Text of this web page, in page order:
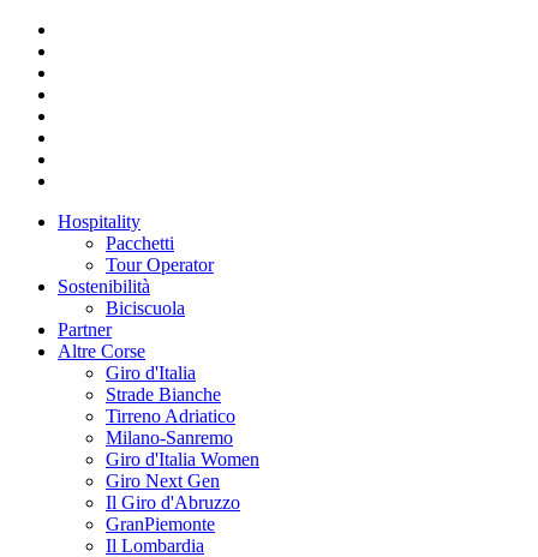
Hospitality
Pacchetti
Tour Operator
Sostenibilità
Biciscuola
Partner
Altre Corse
Giro d'Italia
Strade Bianche
Tirreno Adriatico
Milano-Sanremo
Giro d'Italia Women
Giro Next Gen
Il Giro d'Abruzzo
GranPiemonte
Il Lombardia